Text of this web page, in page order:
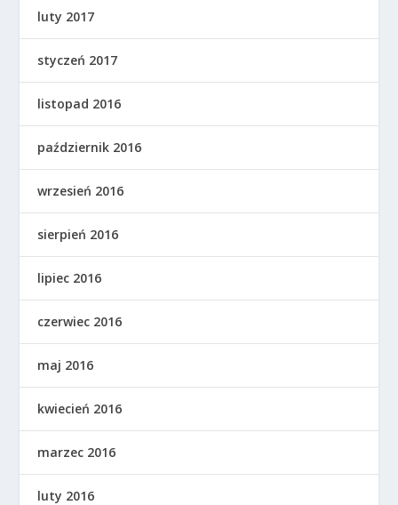
luty 2017
styczeń 2017
listopad 2016
październik 2016
wrzesień 2016
sierpień 2016
lipiec 2016
czerwiec 2016
maj 2016
kwiecień 2016
marzec 2016
luty 2016